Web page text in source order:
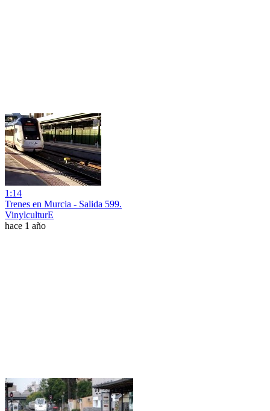
1:14
Trenes en Murcia - Salida 599.
VinylculturE
hace 1 año